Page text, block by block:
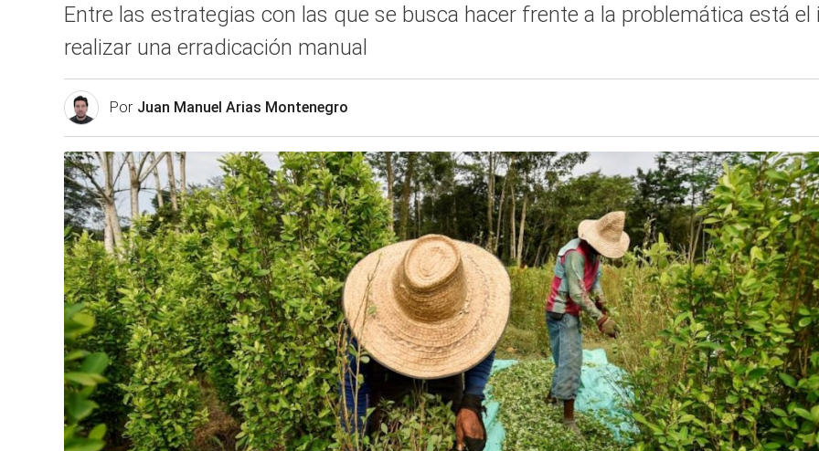
Entre las estrategias con las que se busca hacer frente a la problemática está
realizar una erradicación manual
Por Juan Manuel Arias Montenegro